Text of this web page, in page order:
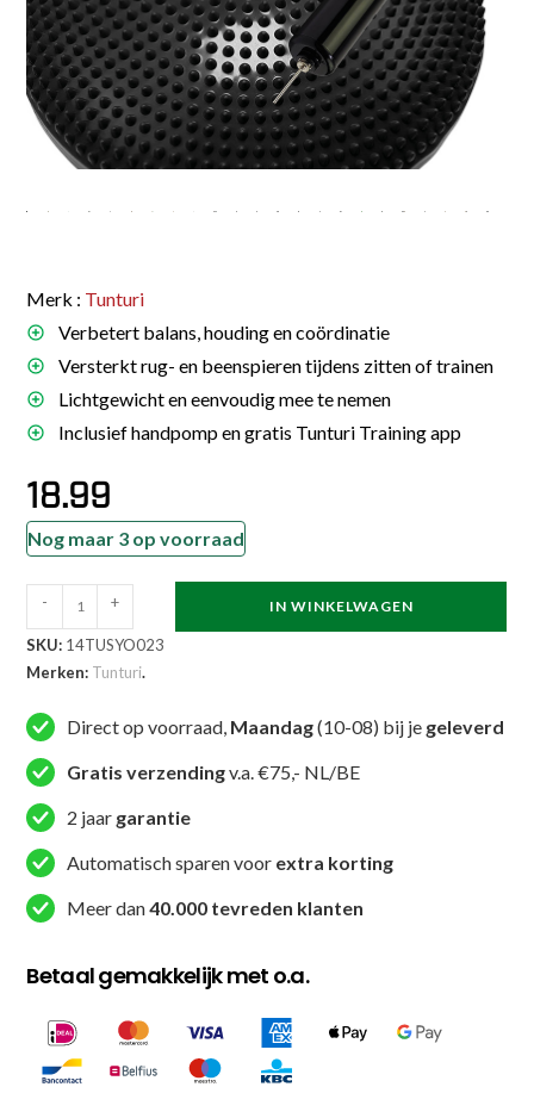
Merk : Tunturi
Verbetert balans, houding en coördinatie
Versterkt rug- en beenspieren tijdens zitten of trainen
Lichtgewicht en eenvoudig mee te nemen
Inclusief handpomp en gratis Tunturi Training app
18.99
Nog maar 3 op voorraad
Tunturi
Balanskussen
-
Stepper
Pad
-
Zwart
aantal
- + IN WINKELWAGEN
SKU: 14TUSYO023
Merken: Tunturi.
Direct op voorraad, Maandag(10-08) bij je geleverd
Gratis verzendingv.a. €75,- NL/BE
2 jaar garantie
Automatisch sparen voor extra korting
Meer dan40.000 tevreden klanten
Betaal gemakkelijk met o.a.